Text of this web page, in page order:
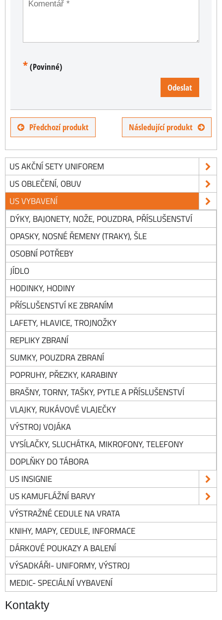
*(Povinné)
Odeslat
Předchozí produkt Následující produkt
US AKČNÍ SETY UNIFOREM
US OBLEČENÍ, OBUV
US VYBAVENÍ
DÝKY, BAJONETY, NOŽE, POUZDRA, PŘÍSLUŠENSTVÍ
OPASKY, NOSNÉ ŘEMENY (TRAKY), ŠLE
OSOBNÍ POTŘEBY
JÍDLO
HODINKY, HODINY
PŘÍSLUŠENSTVÍ KE ZBRANÍM
LAFETY, HLAVICE, TROJNOŽKY
REPLIKY ZBRANÍ
SUMKY, POUZDRA ZBRANÍ
POPRUHY, PŘEZKY, KARABINY
BRAŠNY, TORNY, TAŠKY, PYTLE A PŘÍSLUŠENSTVÍ
VLAJKY, RUKÁVOVÉ VLAJEČKY
VÝSTROJ VOJÁKA
VYSÍLAČKY, SLUCHÁTKA, MIKROFONY, TELEFONY
DOPLŇKY DO TÁBORA
US INSIGNIE
US KAMUFLÁŽNÍ BARVY
VÝSTRAŽNÉ CEDULE NA VRATA
KNIHY, MAPY, CEDULE, INFORMACE
DÁRKOVÉ POUKAZY A BALENÍ
VÝSADKÁŘI- UNIFORMY, VÝSTROJ
MEDIC- SPECIÁLNÍ VYBAVENÍ
Kontakty